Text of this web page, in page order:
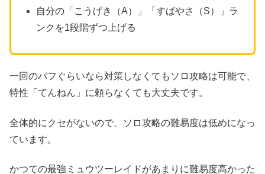
自分の「こうげき（A）」「すばやさ（S）」ラ
ンクを1段階ずつ上げる
一回のバフぐらいなら対策しなくてもソロ攻略は可能で、
特性「てんねん」に頼らなくても大丈夫です。
全体的にクセがないので、ソロ攻略の難易度は低めになっ
ています。
かつての最強ミュウツーレイドがあまりに難易度高かった